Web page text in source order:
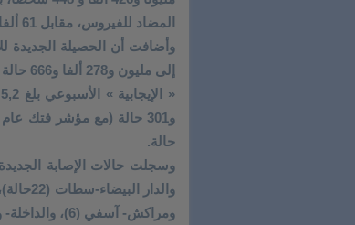
المضاد للفيروس، مقابل 61 ألفا و389 شخصا تلقوا الجرعة الرابعة.
وأضافت أن الحصيلة الجديدة
حالة.
ومراكش- آسفي (6)، والداخلة- وادي الذهب (2).